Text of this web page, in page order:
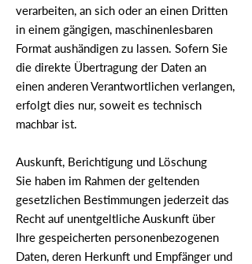
verarbeiten, an sich oder an einen Dritten
in einem gängigen, maschinenlesbaren
Format aushändigen zu lassen. Sofern Sie
die direkte Übertragung der Daten an
einen anderen Verantwortlichen verlangen,
erfolgt dies nur, soweit es technisch
machbar ist.
Auskunft, Berichtigung und Löschung
Sie haben im Rahmen der geltenden
gesetzlichen Bestimmungen jederzeit das
Recht auf unentgeltliche Auskunft über
Ihre gespeicherten personenbezogenen
Daten, deren Herkunft und Empfänger und